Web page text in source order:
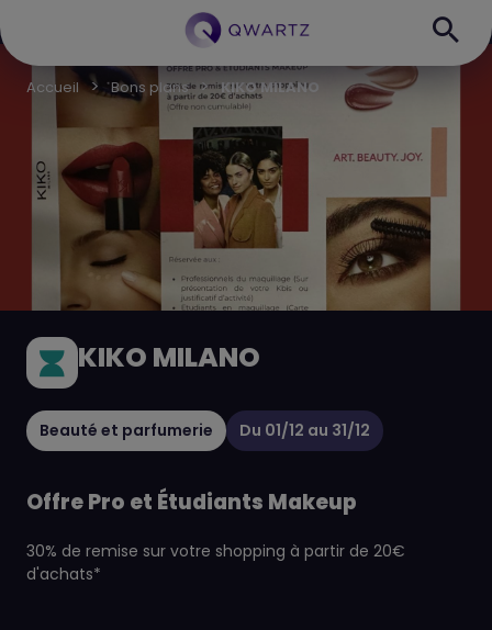
Accueil Bons plans KIKO MILANO
KIKO MILANO
Beauté et parfumerie Du 01/12 au 31/12
Offre Pro et Étudiants Makeup
30% de remise sur votre shopping à partir de 20€
d'achats*